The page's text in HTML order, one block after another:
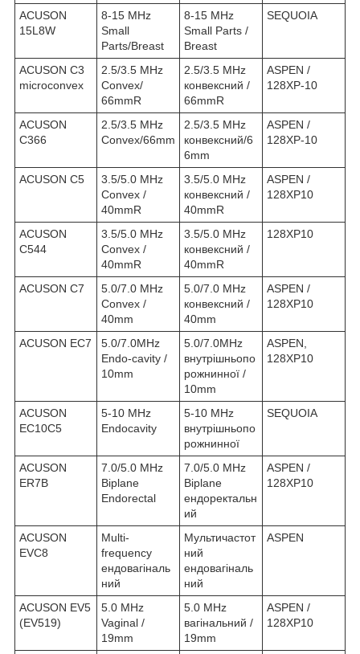
ACUSON
15L8W
8-15 MHz
Small
Parts/Breast
8-15 MHz
Small Parts /
Breast
SEQUOIA
ACUSON C3
microconvex
2.5/3.5 MHz
Convex/
66mmR
2.5/3.5 MHz
конвексний /
66mmR
ASPEN /
128XP-10
ACUSON
C366
2.5/3.5 MHz
Convex/66mm
2.5/3.5 MHz
конвексний/6
6mm
ASPEN /
128XP-10
ACUSON C5
3.5/5.0 MHz
Convex /
40mmR
3.5/5.0 MHz
конвексний /
40mmR
ASPEN /
128XP10
ACUSON
C544
3.5/5.0 MHz
Convex /
40mmR
3.5/5.0 MHz
конвексний /
40mmR
128XP10
ACUSON C7
5.0/7.0 MHz
Convex /
40mm
5.0/7.0 MHz
конвексний /
40mm
ASPEN /
128XP10
ACUSON EC7
5.0/7.0MHz
Endo-cavity /
10mm
5.0/7.0MHz
внутрішньопо
рожнинної /
10mm
ASPEN,
128XP10
ACUSON
EC10C5
5-10 MHz
Endocavity
5-10 MHz
внутрішньопо
рожнинної
SEQUOIA
ACUSON
ER7B
7.0/5.0 MHz
Biplane
Endorectal
7.0/5.0 MHz
Biplane
ендоректальн
ий
ASPEN /
128XP10
ACUSON
EVC8
Multi-
frequency
ендовагіналь
ний
Мультичастот
ний
ендовагіналь
ний
ASPEN
ACUSON EV5
(EV519)
5.0 MHz
Vaginal /
19mm
5.0 MHz
вагінальний /
19mm
ASPEN /
128XP10